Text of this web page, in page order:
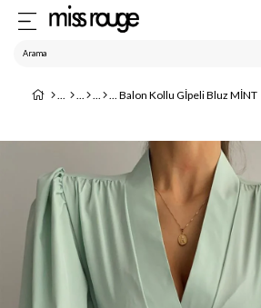
Balon Kollu Gİpeli Bluz MİNT